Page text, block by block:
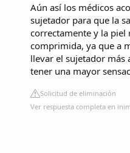
Aún así los médicos
sujetador para que la
correctamente y la piel
comprimida, ya que a
llevar el sujetador más
tener una mayor
Solicitud de eliminación
Ver respuesta completa en